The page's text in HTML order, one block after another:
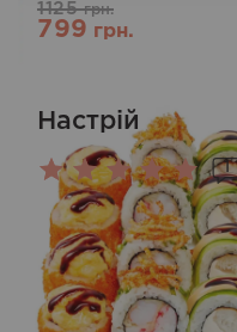
1125грн.
799грн.
Настрій
Оцінено
в
5.00
з 5
1